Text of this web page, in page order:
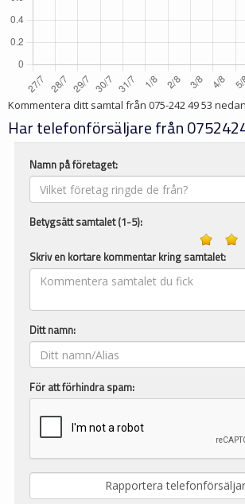
Kommentera ditt samtal från 075-242 49 53
Har telefonförsäljare från
Namn på företaget:
Betygsätt samtalet (1-5):
Skriv en kortare kommentar kring samtalet:
Ditt namn:
För att förhindra spam: